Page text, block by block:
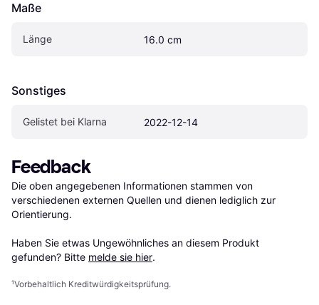
Maße
Länge 16.0 cm
Sonstiges
Gelistet bei Klarna 2022-12-14
Feedback
Die oben angegebenen Informationen stammen von
verschiedenen externen Quellen und dienen lediglich zur
Orientierung.
Haben Sie etwas Ungewöhnliches an diesem Produkt
gefunden? Bitte melde sie hier.
¹Vorbehaltlich Kreditwürdigkeitsprüfung.